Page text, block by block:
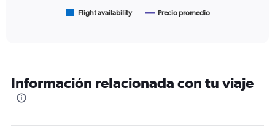
6
categories.
The
Flight availability Precio promedio
Información relacionada con tu viaje